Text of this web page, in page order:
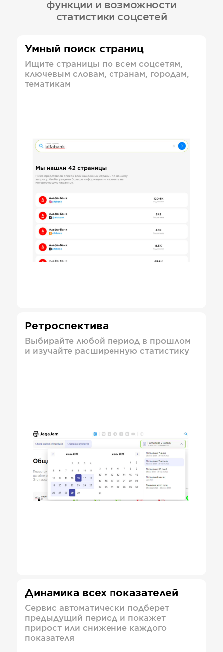
функции и возможности
статистики соцсетей
Умный поиск страниц
Ищите страницы по всем соцсетям,
ключевым словам, странам, городам,
тематикам
Ретроспектива
Выбирайте любой период в прошлом
и изучайте расширенную статистику
Динамика всех показателей
Сервис автоматически подберет
предыдущий период и покажет
прирост или снижение каждого
показателя